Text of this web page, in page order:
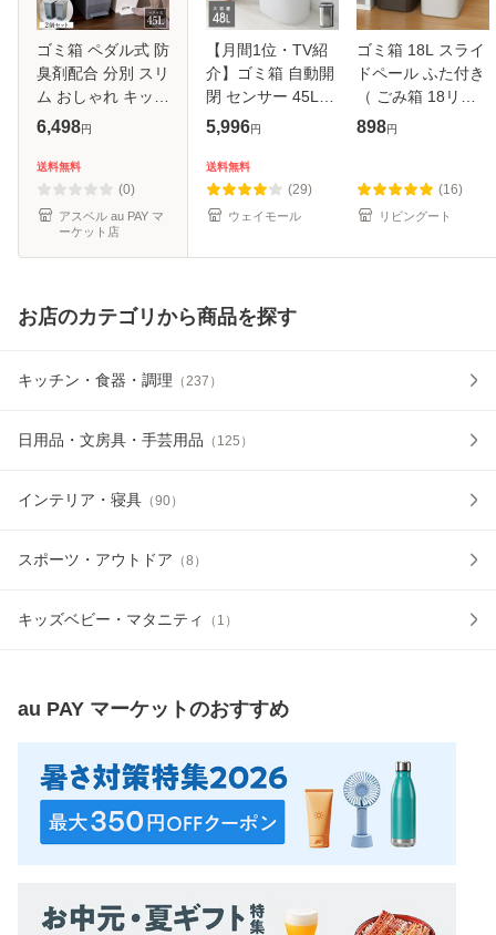
ゴミ箱 ペダル式 防
臭剤配合 分別 スリ
ム おしゃれ キッチ
ン ふた付き 縦型
ットル 45l ダスト
ボックス リビング
ごみ箱
6,498円
送料無料
(0)
アスベル au PAY マ
ーケット店
【月間1位・TV紹
介】ゴミ箱 自動開
閉 センサー 45L
48L タッチレス 密
ト対策 自動開閉ゴ
ミ箱 非接触 フタ付
き ゴミ捨
5,996円
送料無料
(29)
ウェイモール
ゴミ箱 18L スライ
ドペール ふた付き
（ ごみ箱 18リッ
トル スライド 蓋つ
ラスチック 18l ペ
ール
898円
(16)
リビングート
お店のカテゴリから商品を探す
キッチン・食器・調理 （237 ）
日用品・文房具・手芸用品 （ 125 ）
インテリア・寝具 （90）
スポーツ・アウトドア （8 ）
キッズベビー・マタニティ （ 1 ）
au PAY マーケットのおすすめ